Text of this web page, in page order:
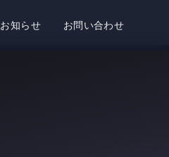
お知らせ お問い合わせ